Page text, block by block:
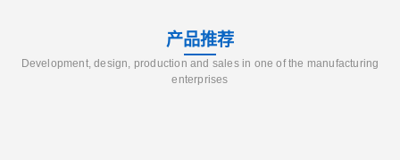
产品推荐
Development, design, production and sales in one of the manufacturing
enterprises